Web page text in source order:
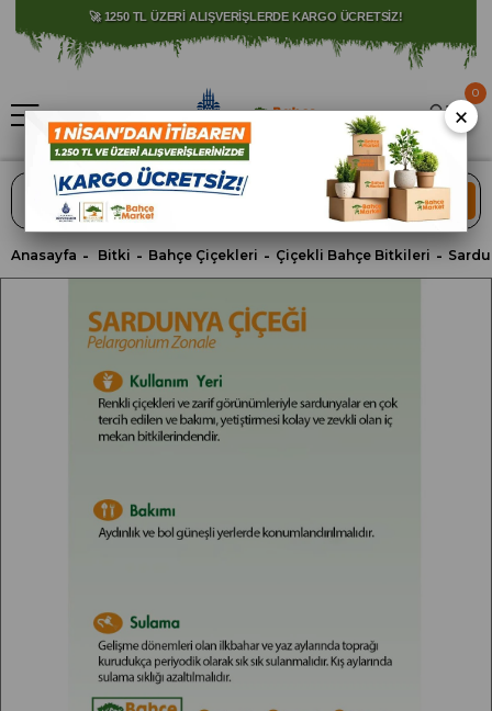
🚀 1250 TL ÜZERİ ALIŞVERİŞLERDE KARGO ÜCRETSİZ!
ARA
0
Anasayfa Bitki Bahçe Çiçekleri Çiçekli Bahçe Bitkileri
×